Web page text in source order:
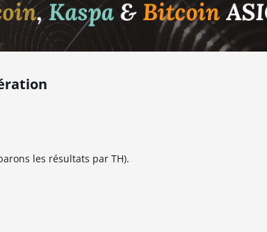
les résultats par TH).